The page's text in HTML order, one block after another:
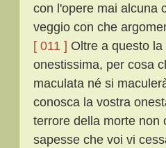
con l'opere mai alcuna
veggio con che
[ 011 ] Oltre a questo
onestissima, per cosa
maculata né si
conosca la vostra
terrore della morte
sapesse che voi vi